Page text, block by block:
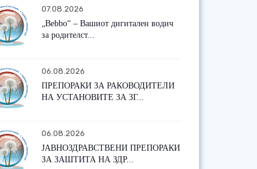
07.08.2026
„Bebbo“ – Вашиот дигитален водич
за родителст...
06.08.2026
ПРЕПОРАКИ ЗА РАКОВОДИТЕЛИ
НА УСТАНОВИТЕ ЗА ЗГ...
06.08.2026
ЈАВНОЗДРАВСТВЕНИ ПРЕПОРАКИ
ЗА ЗАШТИТА НА ЗДР...